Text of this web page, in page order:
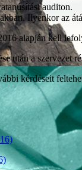
auditon.
Ilyenkor az
alapján kell
után a szervezet
kérdéseit